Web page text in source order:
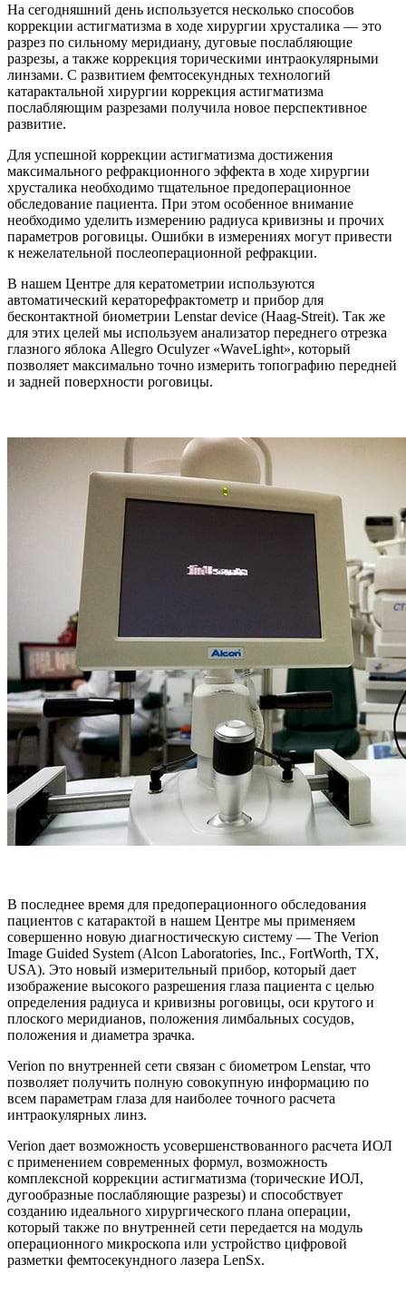
На сегодняшний день используется несколько способов
коррекции астигматизма в ходе хирургии хрусталика — это
разрез по сильному меридиану, дуговые послабляющие
разрезы, а также коррекция торическими интраокулярными
линзами. С развитием фемтосекундных технологий
катарактальной хирургии коррекция астигматизма
послабляющим разрезами получила новое перспективное
развитие.
Для успешной коррекции астигматизма достижения
максимального рефракционного эффекта в ходе хирургии
хрусталика необходимо тщательное предоперационное
обследование пациента. При этом особенное внимание
необходимо уделить измерению радиуса кривизны и прочих
параметров роговицы. Ошибки в измерениях могут привести
к нежелательной послеоперационной рефракции.
В нашем Центре для кератометрии используются
автоматический кераторефрактометр и прибор для
бесконтактной биометрии Lenstar device (Haag-Streit). Так же
для этих целей мы используем анализатор переднего отрезка
глазного яблока Allegro Oculyzer «WaveLight», который
позволяет максимально точно измерить топографию передней
и задней поверхности роговицы.
В последнее время для предоперационного обследования
пациентов с катарактой в нашем Центре мы применяем
совершенно новую диагностическую систему — The Verion
Image Guided System (Alcon Laboratories, Inc., FortWorth, TX,
USA). Это новый измерительный прибор, который дает
изображение высокого разрешения глаза пациента с целью
определения радиуса и кривизны роговицы, оси крутого и
плоского меридианов, положения лимбальных сосудов,
положения и диаметра зрачка.
Verion по внутренней сети связан с биометром Lenstar, что
позволяет получить полную совокупную информацию по
всем параметрам глаза для наиболее точного расчета
интраокулярных линз.
Verion дает возможность усовершенствованного расчета ИОЛ
с применением современных формул, возможность
комплексной коррекции астигматизма (торические ИОЛ,
дугообразные послабляющие разрезы) и способствует
созданию идеального хирургического плана операции,
который также по внутренней сети передается на модуль
операционного микроскопа или устройство цифровой
разметки фемтосекундного лазера LenSx.